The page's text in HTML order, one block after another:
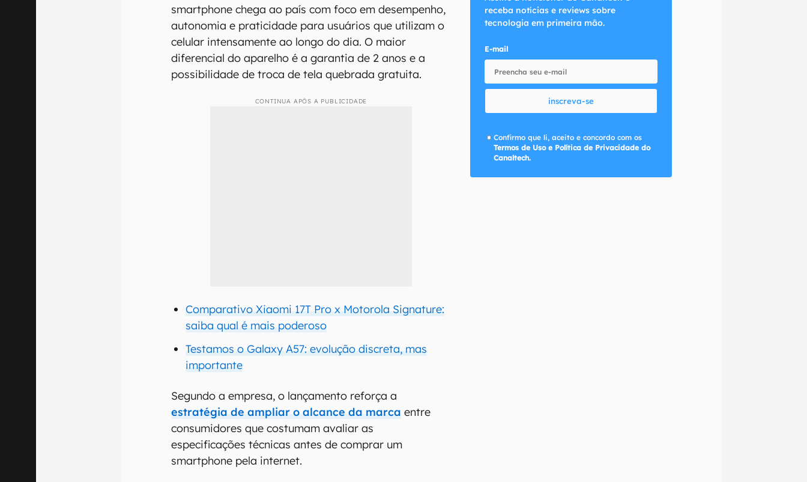
smartphone chega ao país com foco em desempenho,
autonomia e praticidade para usuários que utilizam o
celular intensamente ao longo do dia. O maior
diferencial do aparelho é a garantia de 2 anos e a
possibilidade de troca de tela quebrada gratuita.
CONTINUA APÓS A PUBLICIDADE
Comparativo Xiaomi 17T Pro x Motorola Signature:
saiba qual é mais poderoso
Testamos o Galaxy A57: evolução discreta, mas
importante
Segundo a empresa, o lançamento reforça a
estratégia de ampliar o alcance da marca entre
consumidores que costumam avaliar as
especificações técnicas antes de comprar um
smartphone pela internet.
receba notícias e reviews sobre
tecnologia em primeira mão.
E-mail
inscreva-se
Confirmo que li, aceito e concordo com os
Termos de Uso e Política de Privacidade do
Canaltech.